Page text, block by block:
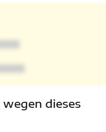
wegen dieses